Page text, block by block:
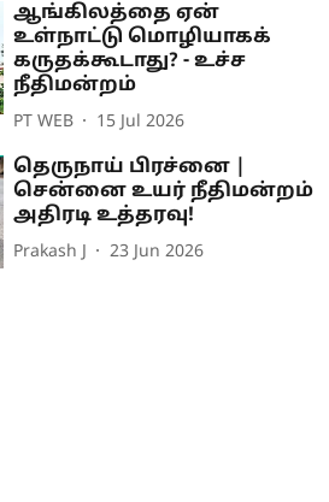
ஆங்கிலத்தை ஏன்
உள்நாட்டு மொழியாகக்
கருதக்கூடாது? - உச்ச
நீதிமன்றம்
PT WEB 15 Jul 2026
தெருநாய் பிரச்னை |
சென்னை உயர் நீதிமன்றம்
அதிரடி உத்தரவு!
Prakash J 23 Jun 2026